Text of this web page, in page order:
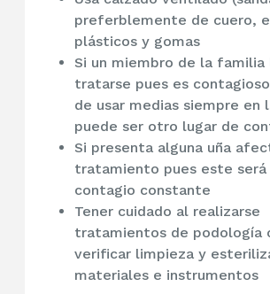
preferblemente de cuero,
plásticos y gomas
Si un miembro de la familia
tratarse pues es
de usar medias siempre en
puede ser otro lugar de
Si presenta alguna uña
tratamiento pues este
contagio constante
Tener cuidado al realizarse
tratamientos de podología
verificar limpieza y
materiales e instrumentos